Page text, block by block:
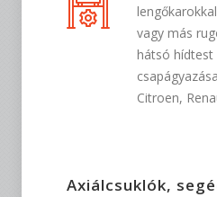
vagy más
hátsó hídtest
Citroen,
Axiálcsuklók,